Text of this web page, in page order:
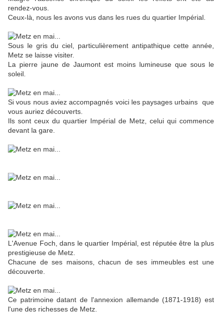
rendez-vous.
Ceux-là, nous les avons vus dans les rues du quartier Impérial.
Sous le gris du ciel, particulièrement antipathique cette année,
Metz se laisse visiter.
La pierre jaune de Jaumont est moins lumineuse que sous le
soleil.
Si vous nous aviez accompagnés voici les paysages urbains que
vous auriez découverts.
Ils sont ceux du quartier Impérial de Metz, celui qui commence
devant la gare.
L'Avenue Foch, dans le quartier Impérial, est réputée être la plus
prestigieuse de Metz.
Chacune de ses maisons, chacun de ses immeubles est une
découverte.
Ce patrimoine datant de l'annexion allemande (1871-1918) est
l'une des richesses de Metz.